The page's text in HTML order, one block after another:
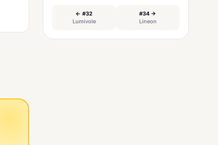
← #32
Lumivole
#34 →
Lineon